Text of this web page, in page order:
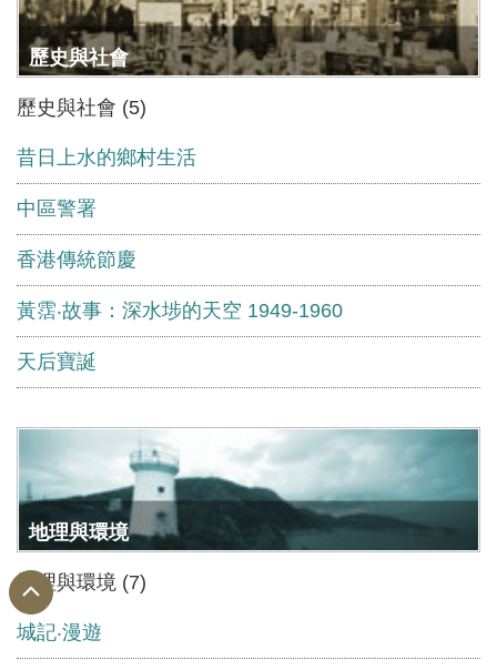
歷史與社會
歷史與社會 (5)
昔日上水的鄉村生活
中區警署
香港傳統節慶
黃霑‧故事：深水埗的天空 1949-1960
天后寶誕
地理與環境
地理與環境 (7)
城記‧漫遊